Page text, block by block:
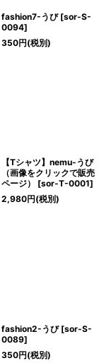
fashion7-うび [sor-S-
0094]
350円(税別)
【Tシャツ】nemu-うび
（画像をクリックで販売
ページ）
[sor-T-0001]
2,980円(税別)
fashion2-うび [sor-S-
0089]
350円(税別)